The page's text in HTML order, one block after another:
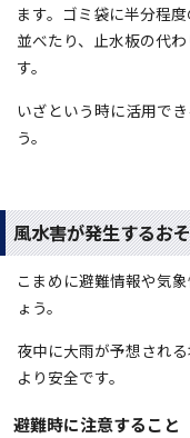
ます。ゴミ袋に半分程
並べたり、止水板の代
す。
いざという時に活用で
う。
風水害が発生するお
こまめに避難情報や気
ょう。
夜中に大雨が予想され
より安全です。
避難時に注意すること